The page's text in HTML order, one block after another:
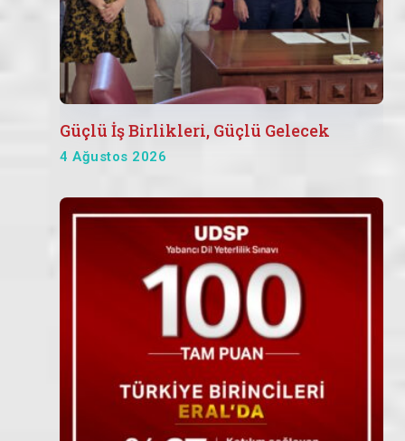
Güçlü İş Birlikleri, Güçlü Gelecek
4 Ağustos 2026